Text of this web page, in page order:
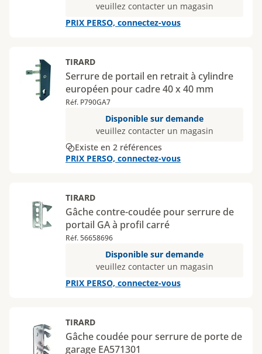
veuillez contacter un magasin
PRIX PERSO, connectez-vous
TIRARD
Serrure de portail en retrait à cylindre
européen pour cadre 40 x 40 mm
Réf. P790GA7
Disponible sur demande
veuillez contacter un magasin
Existe en 2 références
PRIX PERSO, connectez-vous
TIRARD
Gâche contre-coudée pour serrure de
portail GA à profil carré
Réf. 56658696
Disponible sur demande
veuillez contacter un magasin
PRIX PERSO, connectez-vous
TIRARD
Gâche coudée pour serrure de porte de
garage EA571301